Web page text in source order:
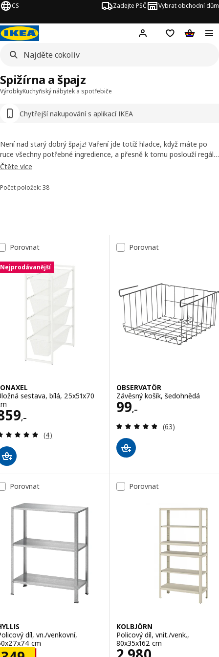
CS Zadejte PSČ Vybrat obchodní dům
Hej! Přihlášení
NákupníNákupní
VýrobkyKuchyňský nábytek a spotřebiče
Chytřejší nakupování s aplikací IKEA
Spižírna a špajz
Není nad starý dobrý špajz! Vaření jde totiž hladce, když máte po
ruce všechny potřebné ingredience, a přesně k tomu poslouží regály
do kuchyně. Spižírna vám umožní urovnat si všechny suroviny tak,
košíky, které vám pomohou co nejvíce využít prostor, který máte.
Čtěte více
Seřadit a filtrovat
Počet položek: 38
Seznam výsledků
Porovnat
Nejprodávanější
sestava, bílá, 25x51x70
,– 859,–
Recenze: 5 z 5 hvězdy. Celkem recenzí:
(4)
Porovnat
OBSERVATÖR
Závěsný košík, šedohnědá
99,–
Cena 99,–
Recenze: 4.8 z
(63)
Porovnat
díl, vn./venkovní,
cm
Porovnat
KOLBJÖRN
Policový díl, vnit./venk.,
80x35x162 cm